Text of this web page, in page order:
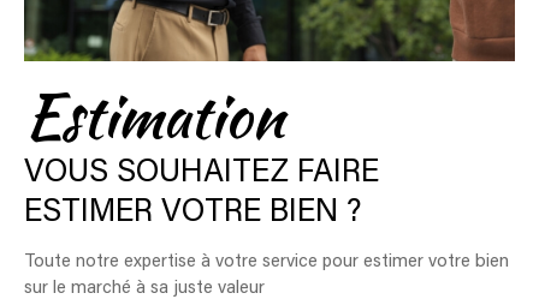
Estimation
VOUS SOUHAITEZ FAIRE
ESTIMER VOTRE BIEN ?
Toute notre expertise à votre service pour estimer votre bien
sur le marché à sa juste valeur